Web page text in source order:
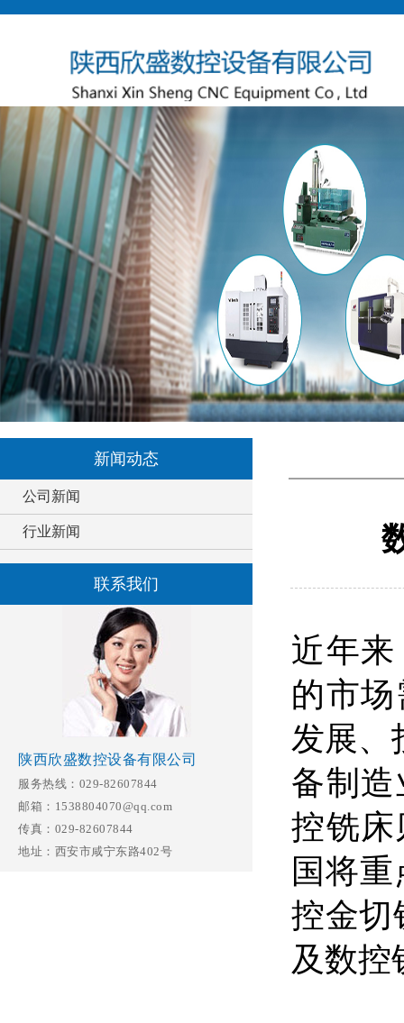
新闻动态
公司新闻
行业新闻
联系我们
陕西欣盛数控设备有限公司
服务热线：029-82607844
邮箱：1538804070@qq.com
传真：029-82607844
地址：西安市咸宁东路402号
近年
的市
发展、
备制
控铣
国将
控金切
及数控